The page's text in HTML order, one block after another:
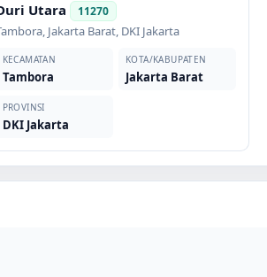
Utara 11270
, Jakarta Barat, DKI Jakarta
KECAMATAN
Tambora
KOTA/KABUPATEN
Jakarta Barat
PROVINSI
DKI Jakarta